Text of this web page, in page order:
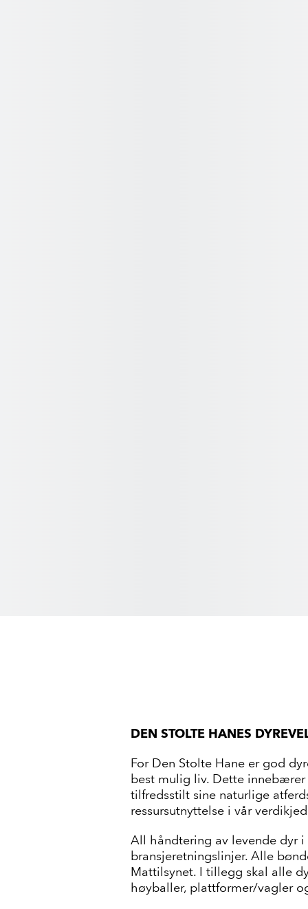
DEN STOLTE HANES
For Den Stolte Hane er god
best mulig liv. Dette
tilfredsstilt sine naturlige
ressursutnyttelse i vår
All håndtering av levende dyr
bransjeretningslinjer. Alle
Mattilsynet. I tillegg skal alle
høyballer, plattformer/vagler